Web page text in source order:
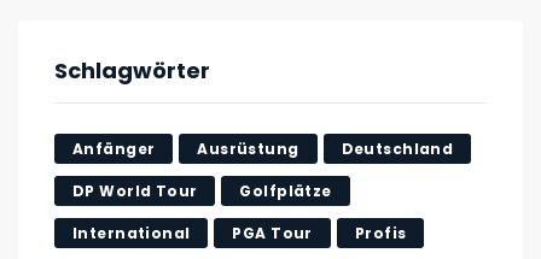
Schlagwörter
Anfänger Ausrüstung Deutschland
DP World Tour Golfplätze
International PGA Tour Profis